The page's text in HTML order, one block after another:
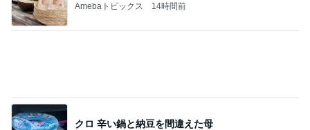
Amebaトピックス 14時間前
クロ 辛い鍋と納豆を間違えた母